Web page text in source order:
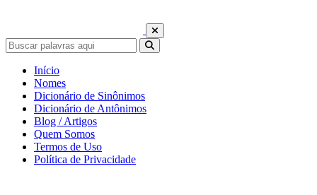
Início
Nomes
Dicionário de Sinônimos
Dicionário de Antônimos
Blog / Artigos
Quem Somos
Termos de Uso
Política de Privacidade